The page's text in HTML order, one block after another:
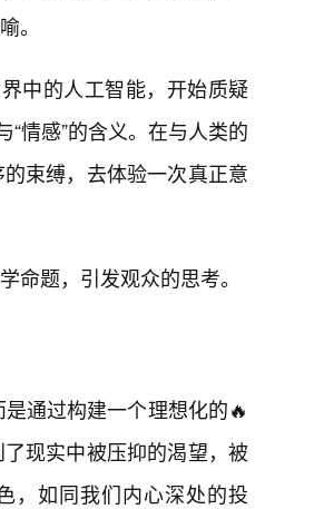
。
中的人工智能，开始质疑
“情感”的含义。在与人类的
束缚，去体验一次真正意
命题，引发观众的思考。
通过构建一个理想化的🔥
现实中被压抑的渴望，被
，如同我们内心深处的投